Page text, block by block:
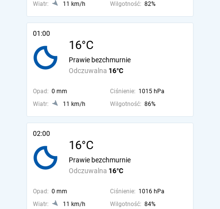
Wiatr:
11 km/h Wilgotność: 82%
01:00
16°C
Odczuwalna 16°C
Prawie bezchmurnie
Opad: 0 mm Ciśnienie: 1015 hPa
Wiatr:
11 km/h Wilgotność: 86%
02:00
16°C
Odczuwalna 16°C
Prawie bezchmurnie
Opad: 0 mm Ciśnienie: 1016 hPa
Wiatr:
11 km/h Wilgotność: 84%